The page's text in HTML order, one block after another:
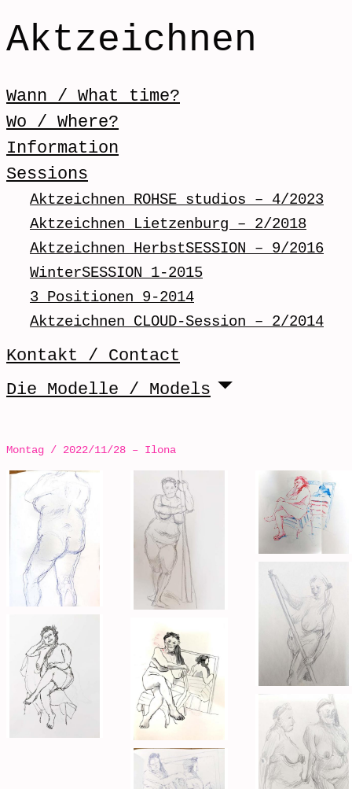
Aktzeichnen
Menü / Menu
Skip to content
Wann / What time?
Wo / Where?
Information
Sessions
Aktzeichnen ROHSE studios – 4/2023
Aktzeichnen Lietzenburg – 2/2018
Aktzeichnen HerbstSESSION – 9/2016
WinterSESSION 1-2015
3 Positionen 9-2014
Aktzeichnen CLOUD-Session – 2/2014
Kontakt / Contact
Die Modelle / Models
Montag / 2022/11/28 – Ilona